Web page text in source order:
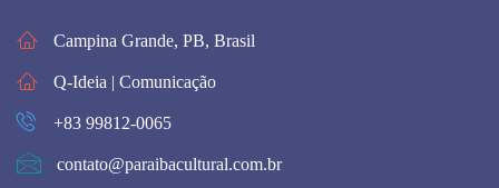
Campina Grande, PB, Brasil
Q-Ideia | Comunicação
+83 99812-0065
contato@paraibacultural.com.br